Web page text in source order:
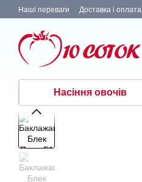
Перейти до основного контенту
Наші переваги Доставка і оплата
Насіння овочів